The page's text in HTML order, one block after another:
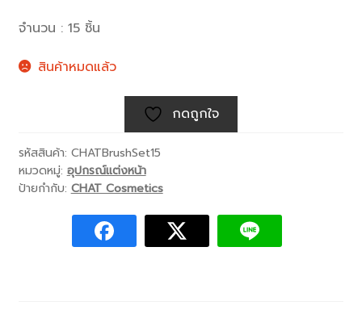
จำนวน : 15 ชิ้น
สินค้าหมดแล้ว
กดถูกใจ
รหัสสินค้า: CHATBrushSet15
หมวดหมู่: อุปกรณ์แต่งหน้า
ป้ายกำกับ: CHAT Cosmetics